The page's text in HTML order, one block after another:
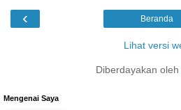
‹ Beranda
Lihat versi
Diberdayakan oleh
Mengenai Saya